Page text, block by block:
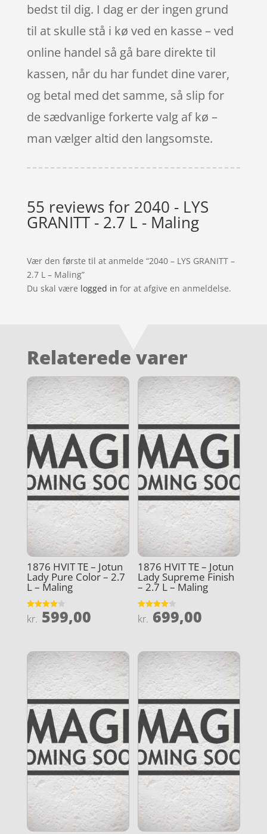
bedst til dig. I dag er der ingen grund
til at skulle stå i kø ved en kasse – ved
online handel så gå bare direkte til
kassen, når du har fundet dine varer,
og betal med det samme, så slip for
de sædvanlige forkerte valg af kø –
man vælger altid den langsomste.
55 reviews for 2040 - LYS
GRANITT - 2.7 L - Maling
Vær den første til at anmelde “2040 – LYS GRANITT –
2.7 L – Maling”
Du skal være logged in for at afgive en anmeldelse.
Relaterede varer
1876 HVIT TE – Jotun
Lady Pure Color – 2.7
L – Maling
Vurderet
4
kr. 599,00
1876 HVIT TE – Jotun
Lady Supreme Finish
– 2.7 L – Maling
Vurderet
4
kr. 699,00